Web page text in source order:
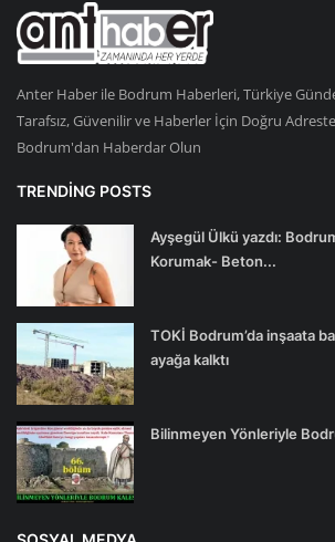
Anter Haber ile Bodrum Haberleri, Türkiye
Tarafsız, Güvenilir ve Haberler İçin Doğru
Bodrum'dan Haberdar Olun
TRENDING POSTS
Ayşegül Ülkü yazdı:
Korumak- Beton...
TOKİ Bodrum’da inşaata
ayağa kalktı
Bilinmeyen Yönleriyle